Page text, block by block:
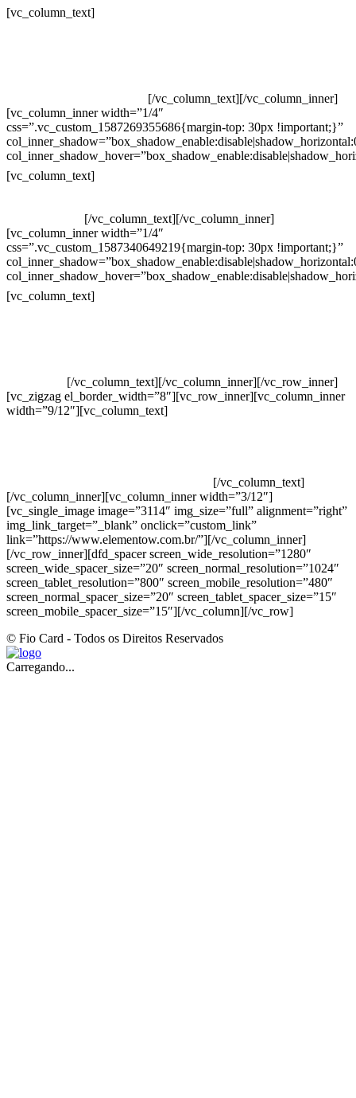
[vc_column_text]
[/vc_column_text][/vc_column_inner]
[vc_column_inner width=”1/4″
css=”.vc_custom_1587269355686{margin-top: 30px !important;}”
[vc_column_text]
[/vc_column_text][/vc_column_inner]
[vc_column_inner width=”1/4″
css=”.vc_custom_1587340649219{margin-top: 30px !important;}”
[vc_column_text]
[/vc_column_text][/vc_column_inner][/vc_row_inner]
[vc_zigzag el_border_width=”8″][vc_row_inner][vc_column_inner
width=”9/12″][vc_column_text]
[/vc_column_text]
[/vc_column_inner][vc_column_inner width=”3/12″]
[vc_single_image image=”3114″ img_size=”full” alignment=”right”
img_link_target=”_blank” onclick=”custom_link”
link=”https://www.elementow.com.br/”][/vc_column_inner]
[/vc_row_inner][dfd_spacer screen_wide_resolution=”1280″
screen_wide_spacer_size=”20″ screen_normal_resolution=”1024″
screen_tablet_resolution=”800″ screen_mobile_resolution=”480″
screen_normal_spacer_size=”20″ screen_tablet_spacer_size=”15″
screen_mobile_spacer_size=”15″][/vc_column][/vc_row]
© Fio Card - Todos os Direitos Reservados
Carregando...